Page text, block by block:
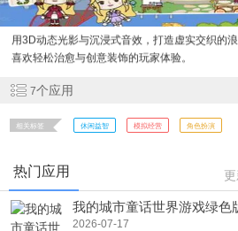
帽等角色入住。游戏包含剧情任务、社交合作
用3D动态光影与沉浸式音效，打造虚实交织的
喜欢轻松治愈与创意装饰的玩家体验。
7个应用
相关标签 休闲益智 模拟经营 角色扮演
热门应用
我的城市童话世界游戏绿色
2026-07-17